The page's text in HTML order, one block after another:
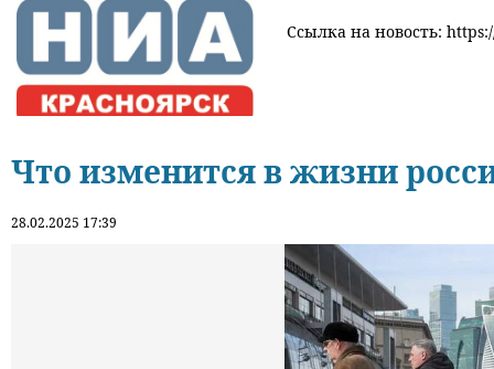
Ссылка на новость:
Что изменится в жизни
28.02.2025 17:39